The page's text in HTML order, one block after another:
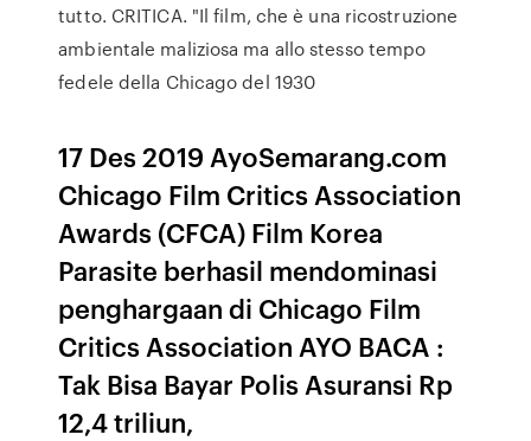
tutto. CRITICA. "Il film, che è una ricostruzione
ambientale maliziosa ma allo stesso tempo
fedele della Chicago del 1930
17 Des 2019 AyoSemarang.com
Chicago Film Critics Association
Awards (CFCA) Film Korea
Parasite berhasil mendominasi
penghargaan di Chicago Film
Critics Association AYO BACA :
Tak Bisa Bayar Polis Asuransi Rp
12,4 triliun,